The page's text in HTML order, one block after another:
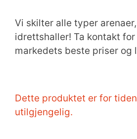
Vi skilter alle typer
idrettshaller! Ta kontakt for
markedets beste priser og
Dette produktet er for
utilgjengelig.